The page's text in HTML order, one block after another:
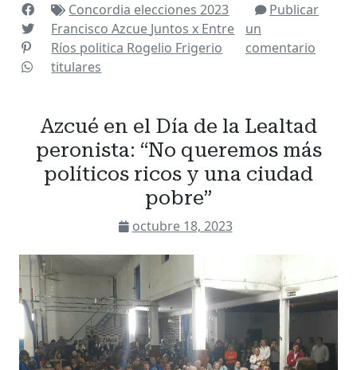
Concordia elecciones 2023
Francisco Azcue Juntos x Entre
Ríos politica Rogelio Frigerio
titulares
Publicar
un
comentario
Azcué en el Día de la Lealtad
peronista: “No queremos más
políticos ricos y una ciudad
pobre”
octubre 18, 2023